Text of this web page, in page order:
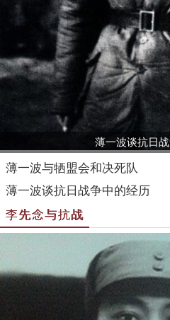
薄一波谈抗日
薄一波与牺盟会和决死队
薄一波谈抗日战争中的经历
李先念与抗战